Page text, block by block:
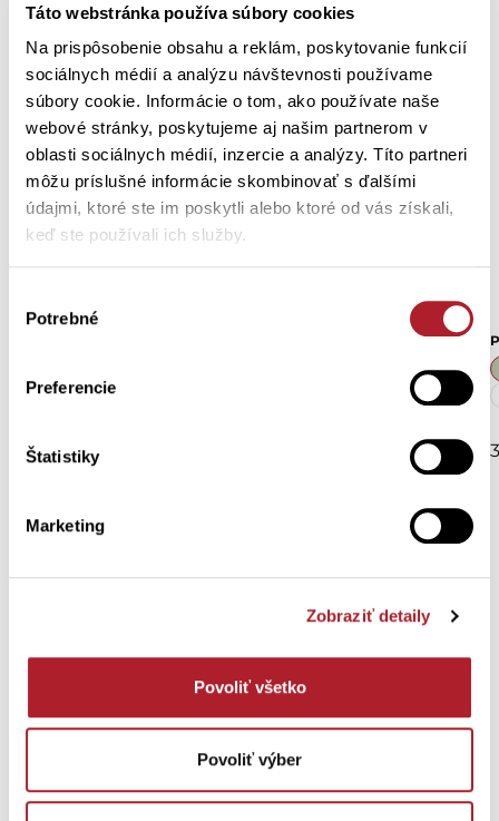
Táto webstránka používa súbory cookies
Na prispôsobenie obsahu a reklám, poskytovanie funkcií
sociálnych médií a analýzu návštevnosti používame
súbory cookie. Informácie o tom, ako používate naše
webové stránky, poskytujeme aj našim partnerom v
oblasti sociálnych médií, inzercie a analýzy. Títo partneri
môžu príslušné informácie skombinovať s ďalšími
údajmi, ktoré ste im poskytli alebo ktoré od vás získali,
keď ste používali ich služby.
súhlasu
Potrebné
Preferencie
Štatistiky
Marketing
Zobraziť detaily
Povoliť všetko
Povoliť výber
16,99 €
Pánske pyžamové nohavice
Potrebujete
pomôcť?